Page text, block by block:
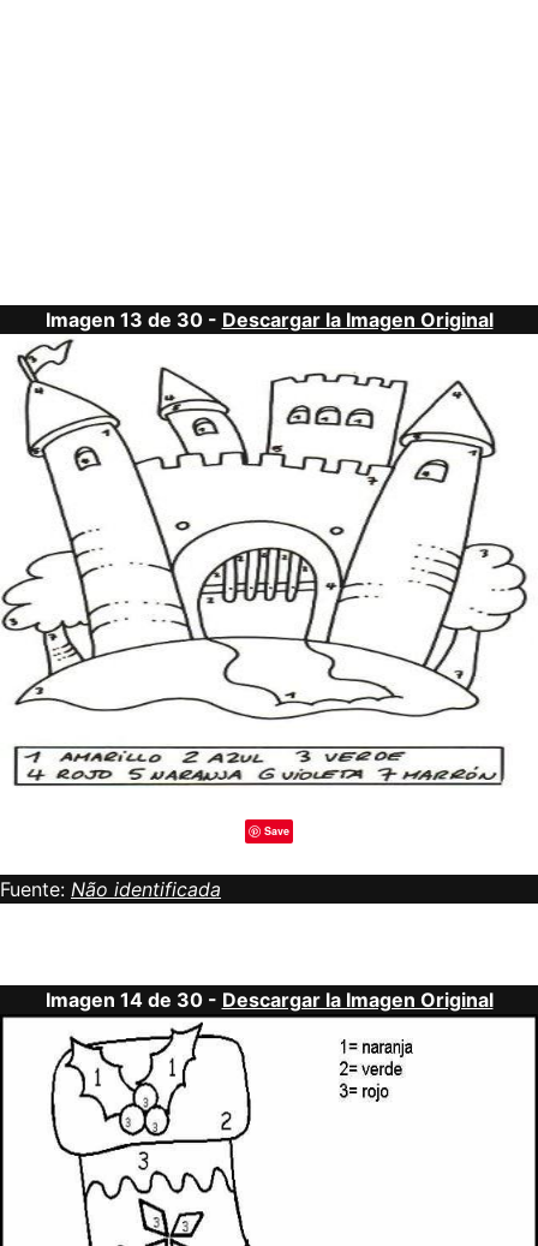
Imagen 13 de 30 - Descargar la Imagen Original
Save
Fuente: Não identificada
Imagen 14 de 30 - Descargar la Imagen Original